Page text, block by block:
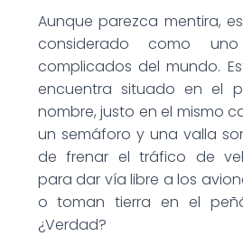
Aunque parezca mentira,
considerado como
complicados del mundo.
encuentra situado en el
nombre, justo en el mismo
un semáforo y una valla
de frenar el tráfico de
para dar vía libre a los
o toman tierra en el
¿Verdad?